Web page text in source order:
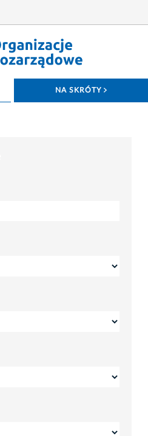
NA SKRÓTY